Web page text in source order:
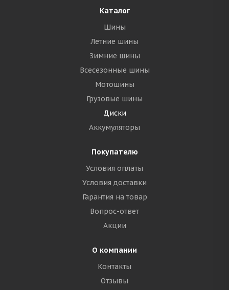
Каталог
Шины
Летние шины
Зимние шины
Всесезонные шины
Мотошины
Грузовые шины
Диски
Аккумуляторы
Покупателю
Условия оплаты
Условия доставки
Гарантия на товар
Вопрос-ответ
Акции
О компании
Контакты
Отзывы